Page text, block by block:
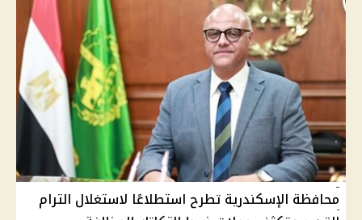
محافظة الإسكندرية تطرح استطلاعًا لاستغلال الترام